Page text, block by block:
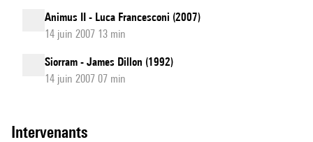
Animus II - Luca Francesconi (2007)
14 juin 2007 13 min
Siorram - James Dillon (1992)
14 juin 2007 07 min
intervenants